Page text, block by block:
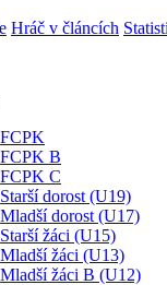
Hráč v článcích
FCPK
FCPK B
FCPK C
Starší dorost (U19)
Mladší dorost (U17)
Starší žáci (U15)
Mladší žáci (U13)
Mladší žáci B (U12)